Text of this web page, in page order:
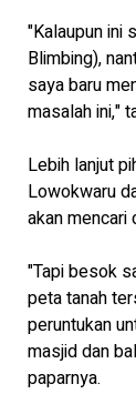
"Kalaupun ini
Blimbing),
saya baru
masalah ini,"
Lebih lanjut
Lowokwaru
akan mencari
"Tapi besok
peta tanah
peruntukan
masjid dan
paparnya.